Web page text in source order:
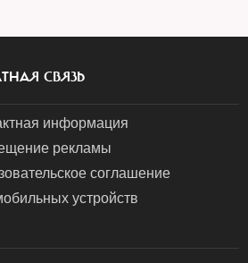
СВЯЗЬ
информация
рекламы
соглашение
устройств